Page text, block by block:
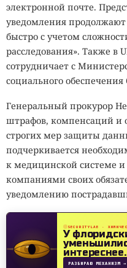
электронной почте.
уведомления
быстро с учетом
расследования». Также в
сотрудничает с
социального
Генеральный прокурор
штрафов, компенсаций и
строгих мер защиты
подчеркивается
к медицинской системе
компаниями своих
уведомлению
SECURITYLAB ·
У
интереснее.
РАЗБИРАЮ МЕХАНИЗМ →